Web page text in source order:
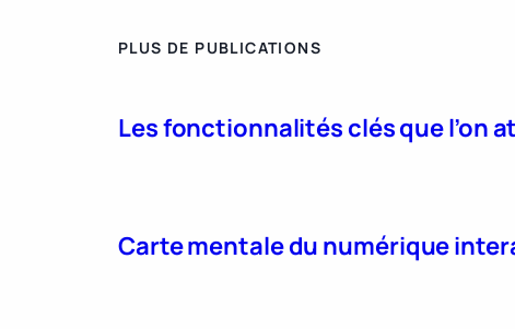
PLUS DE PUBLICATIONS
Les fonctionnalités clés que l’on
Carte mentale du numérique